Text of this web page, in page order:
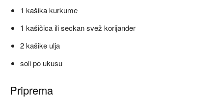
1 kašika kurkume
1 kašičica ili seckan svež korijander
2 kašike ulja
soli po ukusu
Priprema